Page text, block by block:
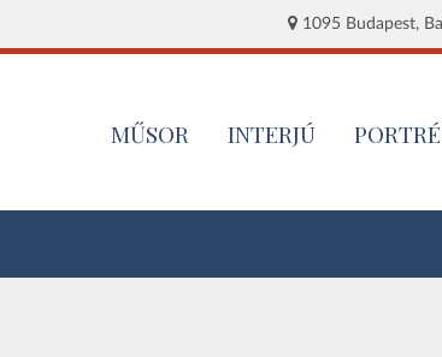
1095 Budapest,
MŰSOR INTERJÚ PORTRÉ